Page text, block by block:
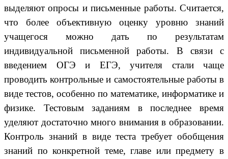
выделяют опросы и письменные работы. Считается,
что более объективную оценку уровню знаний
учащегося можно дать по результатам
индивидуальной письменной работы. В связи с
введением ОГЭ и ЕГЭ, учителя стали чаще
проводить контрольные и самостоятельные работы в
виде тестов, особенно по математике, информатике и
физике. Тестовым заданиям в последнее время
уделяют достаточно много внимания в образовании.
Контроль знаний в виде теста требует обобщения
знаний по конкретной теме, главе или предмету в